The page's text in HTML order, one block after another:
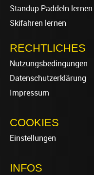
Standup Paddeln lernen
Skifahren lernen
RECHTLICHES
Nutzungsbedingungen
Datenschutzerklärung
Impressum
COOKIES
Einstellungen
INFOS